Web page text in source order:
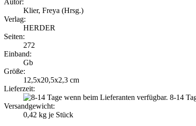
Klier, Freya (Hrsg.)
Verlag:
HERDER
Seiten:
272
Einband:
Gb
Größe:
12,5x20,5x2,3 cm
Lieferzeit:
8-14
Versandgewicht:
0,42 kg je Stück